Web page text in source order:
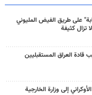
على طريق الفيض المليوني
تزال كثيفة
قادة العراق المستقبليين
إلى وزارة الخارجية